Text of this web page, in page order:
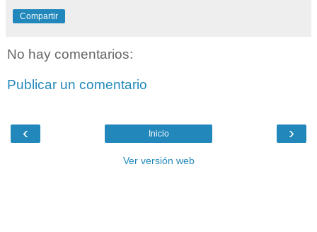
Compartir
No hay comentarios:
Publicar un comentario
‹ ›
Inicio
Ver versión web